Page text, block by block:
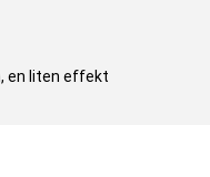
en liten effekt